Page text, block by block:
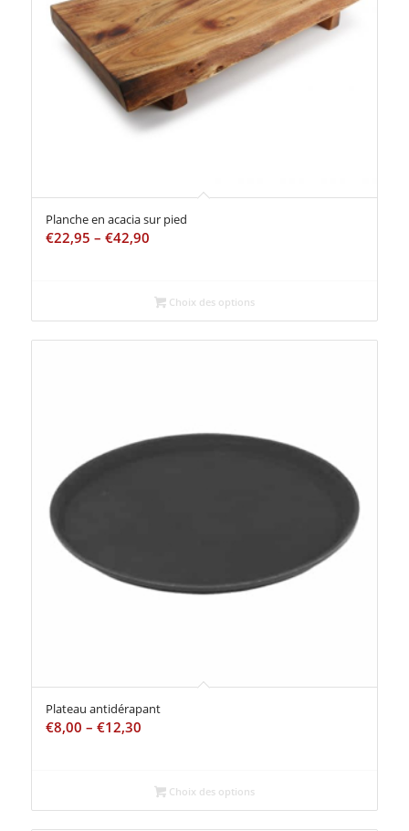
Planche en acacia sur pied
€22,95 – €42,90
Choix des options
Plateau antidérapant
€8,00 – €12,30
Choix des options